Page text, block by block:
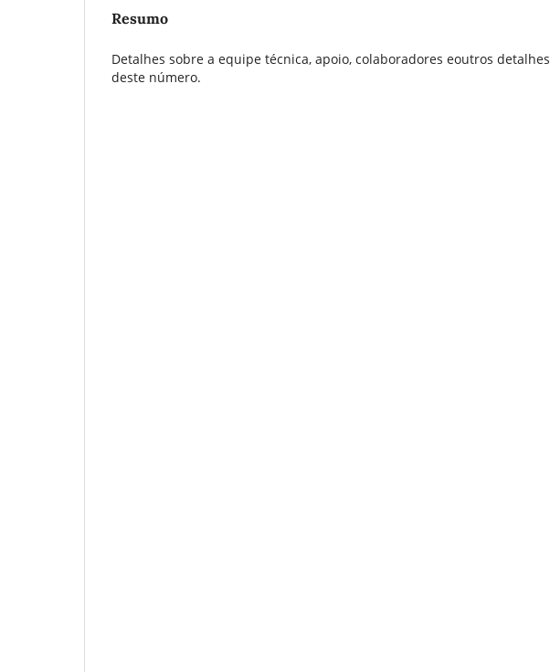
Resumo
Detalhes sobre a equipe técnica, apoio, colaboradores eoutros detalhes
deste número.